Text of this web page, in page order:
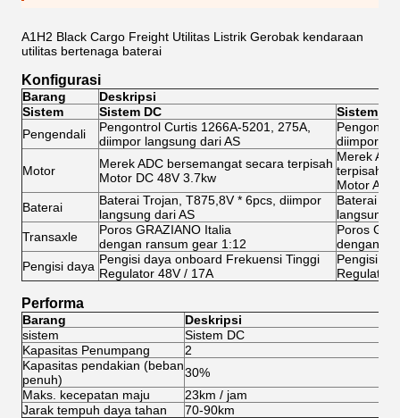
A1H2 Black Cargo Freight Utilitas Listrik Gerobak kendaraan
utilitas bertenaga baterai
Konfigurasi
Barang
Deskripsi
Sistem
Sistem DC
Sistem AC
Pengendali
Pengontrol Curtis 1266A-5201, 275A,
diimpor langsung dari AS
diimpor
Motor
Merek ADC bersemangat secara terpisah
Motor DC 48V 3.7kw
Merek
terpisah
Motor AC
Baterai
Baterai Trojan, T875,8V * 6pcs, diimpor
langsung dari AS
Baterai
langsung
Transaxle
Poros GRAZIANO Italia
dengan ransum gear 1:12
Poros
dengan
Pengisi daya Pengisi daya onboard Frekuensi Tinggi
Regulator 48V / 17A
Pengisi
Regulator
Performa
Barang
Deskripsi
sistem
Sistem DC
Kapasitas Penumpang
2
Kapasitas pendakian (beban
penuh)
30%
Maks. kecepatan maju
23km / jam
Jarak tempuh daya tahan
70-90km